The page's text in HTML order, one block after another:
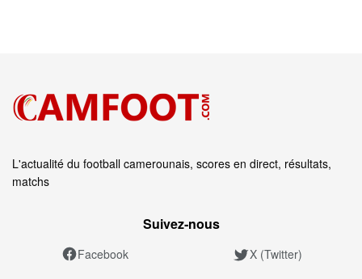
L'actualité du football camerounais, scores en direct, résultats,
matchs
Suivez‑nous
Facebook X (Twitter)